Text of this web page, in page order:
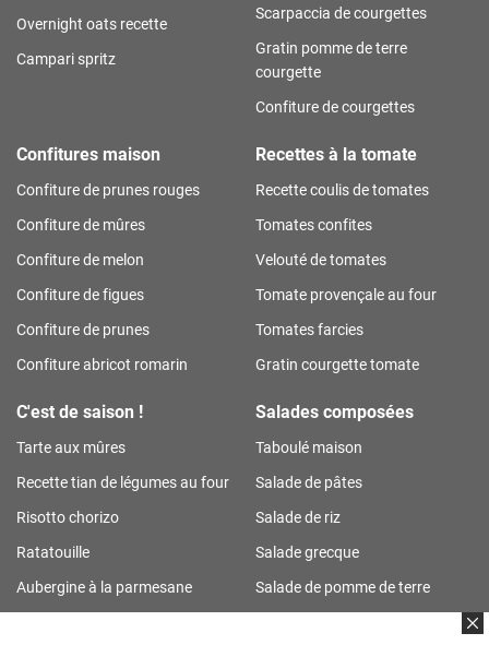
Overnight oats recette
Campari spritz
Scarpaccia de courgettes
Gratin pomme de terre
courgette
Confiture de courgettes
Confitures maison
Confiture de prunes rouges
Confiture de mûres
Confiture de melon
Confiture de figues
Confiture de prunes
Confiture abricot romarin
Recettes à la tomate
Recette coulis de tomates
Tomates confites
Velouté de tomates
Tomate provençale au four
Tomates farcies
Gratin courgette tomate
C'est de saison !
Tarte aux mûres
Recette tian de légumes au four
Risotto chorizo
Ratatouille
Aubergine à la parmesane
Salades composées
Taboulé maison
Salade de pâtes
Salade de riz
Salade grecque
Salade de pomme de terre